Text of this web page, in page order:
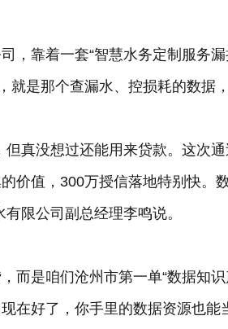
，靠着一套“智慧水务定制服务
就是那个查漏水、控损耗的数据
但真没想过还能用来贷款。这次
价值，300万授信落地特别快。
限公司副总经理李鸣说。
而是咱们沧州市第一单“数据知
在好了，你手里的数据资源也能